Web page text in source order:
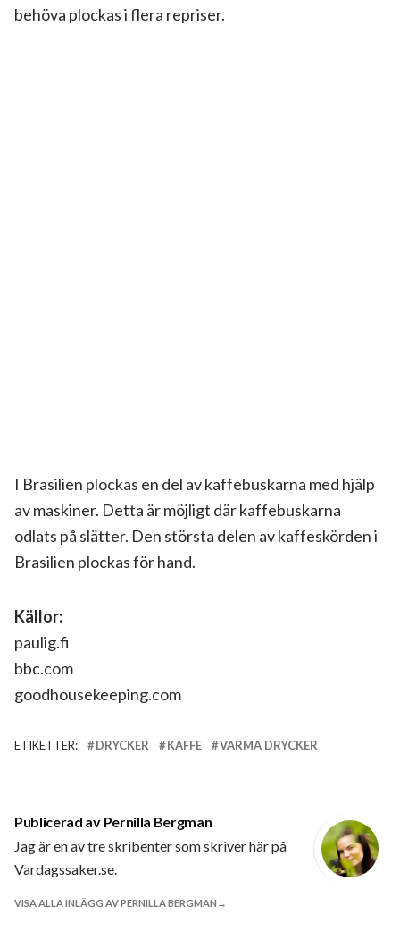
behöva plockas i flera repriser.
I Brasilien plockas en del av kaffebuskarna med hjälp
av maskiner. Detta är möjligt där kaffebuskarna
odlats på slätter. Den största delen av kaffeskörden i
Brasilien plockas för hand.
Källor:
paulig.fi
bbc.com
goodhousekeeping.com
ETIKETTER: DRYCKER KAFFE VARMA DRYCKER
Publicerad av Pernilla Bergman
Jag är en av tre skribenter som skriver här på
Vardagssaker.se.
VISA ALLA INLÄGG AV PERNILLA BERGMAN